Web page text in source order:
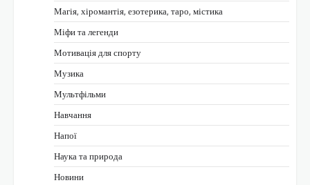
Магія, хіромантія, езотерика, таро, містика
Міфи та легенди
Мотивація для спорту
Музика
Мультфільми
Навчання
Напої
Наука та природа
Новини